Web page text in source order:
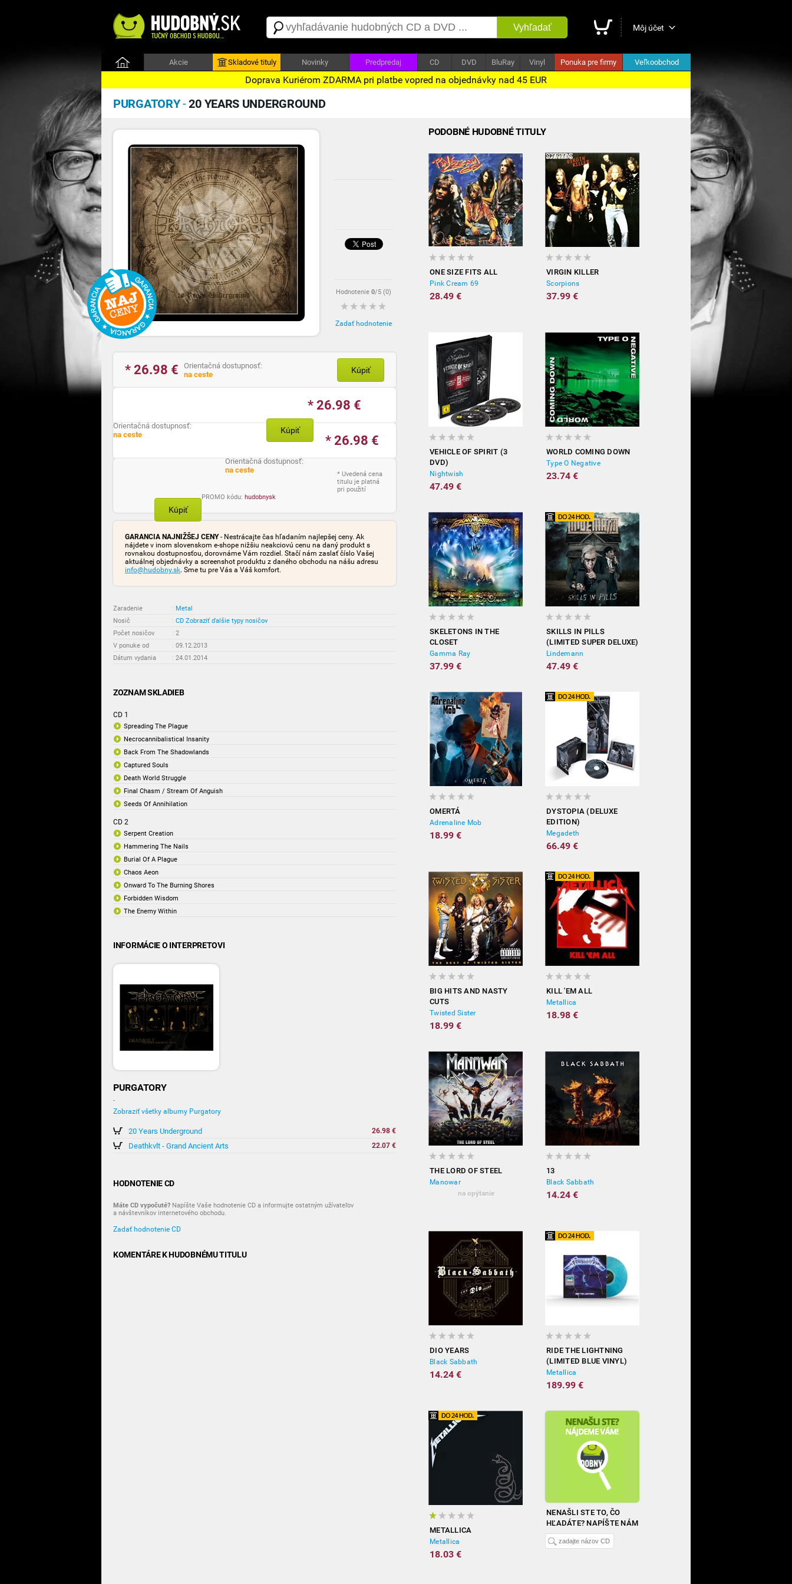
Vyhľadať Môj účet
Akcie Skladové tituly Novinky Predpredaj CD DVD BluRay Vinyl Ponuka pre firmy Veľkoobchod
Doprava Kuriérom ZDARMA pri platbe vopred na objednávky nad 45 EUR
PURGATORY-20 YEARS UNDERGROUND
Hodnotenie 0/5 (0)
Zadať hodnotenie
* 26.98 €
Orientačná dostupnosť:
na ceste
Kúpiť
* 26.98 €
Orientačná dostupnosť:
na ceste
Kúpiť
* 26.98 €
Orientačná dostupnosť:
na ceste
Kúpiť
* Uvedená cena
titulu je platná
pri použití
PROMO kódu: hudobnysk
GARANCIA NAJNIŽŠEJ CENY- Nestrácajte čas hľadaním najlepšej ceny. Ak
nájdete v inom slovenskom e-shope nižšiu neakciovú cenu na daný produkt s
rovnakou dostupnosťou, dorovnáme Vám rozdiel. Stačí nám zaslať číslo Vašej
aktuálnej objednávky a screenshot produktu z daného obchodu na nášu adresu
info@hudobny.sk. Sme tu pre Vás a Váš komfort.
Zaradenie : Metal
Nosič
: CD Zobraziť ďalšie typy nosičov
Počet nosičov
: 2
V ponuke od
: 09.12.2013
Dátum vydania
: 24.01.2014
ZOZNAM SKLADIEB
CD 1
Spreading The Plague
Necrocannibalistical Insanity
Back From The Shadowlands
Captured Souls
Death World Struggle
Final Chasm / Stream Of Anguish
Seeds Of Annihilation
CD 2
Serpent Creation
Hammering The Nails
Burial Of A Plague
Chaos Aeon
Onward To The Burning Shores
Forbidden Wisdom
The Enemy Within
INFORMÁCIE O INTERPRETOVI
PURGATORY
-
Zobraziť všetky albumy Purgatory
20 Years Underground 26.98 €
Deathkvlt - Grand Ancient Arts 22.07 €
HODNOTENIE CD
Máte CD vypočuté? Napíšte Vaše hodnotenie CD a informujte ostatným užívateľov
a návštevníkov internetového obchodu.
Zadať hodnotenie CD
KOMENTÁRE K HUDOBNÉMU TITULU
PODOBNÉ HUDOBNÉ TITULY
ONE SIZE FITS ALL
Pink Cream 69
28.49 €
VIRGIN KILLER
Scorpions
37.99 €
VEHICLE OF SPIRIT (3
DVD)
Nightwish
47.49 €
WORLD COMING DOWN
Type O Negative
23.74 €
SKELETONS IN THE
CLOSET
Gamma Ray
37.99 €
SKILLS IN PILLS
(LIMITED SUPER DELUXE)
Lindemann
47.49 €
OMERTÁ
Adrenaline Mob
18.99 €
DYSTOPIA (DELUXE
EDITION)
Megadeth
66.49 €
BIG HITS AND NASTY
CUTS
Twisted Sister
18.99 €
KILL 'EM ALL
Metallica
18.98 €
THE LORD OF STEEL
Manowar
na opýtanie
13
Black Sabbath
14.24 €
DIO YEARS
Black Sabbath
14.24 €
RIDE THE LIGHTNING
(LIMITED BLUE VINYL)
Metallica
189.99 €
METALLICA
Metallica
18.03 €
NENAŠLI STE TO, ČO
HĽADÁTE? NAPÍŠTE NÁM